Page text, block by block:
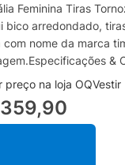
Feminina Tiras
bico arredondado,
com nome da marca
&
preço na loja OQVestir